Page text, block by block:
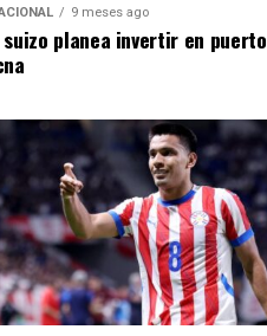
9 meses ago
suizo planea invertir en puerto